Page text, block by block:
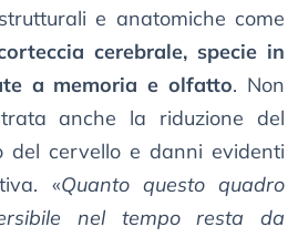
e anatomiche come
cerebrale, specie in
a memoria e olfatto. Non
anche la riduzione del
del cervello e danni evidenti
«Quanto questo quadro
nel tempo resta da